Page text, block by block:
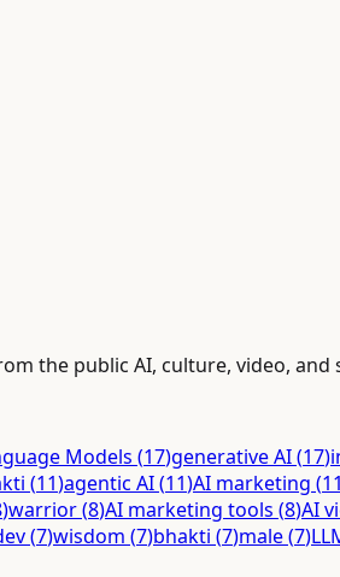
the public AI, culture, video, and
Models (17)generative AI(17)
(11)agentic AI(11)AI marketing (
)warrior(8)AI marketing tools (8)AI
(7)wisdom (7)bhakti (7)male(7)